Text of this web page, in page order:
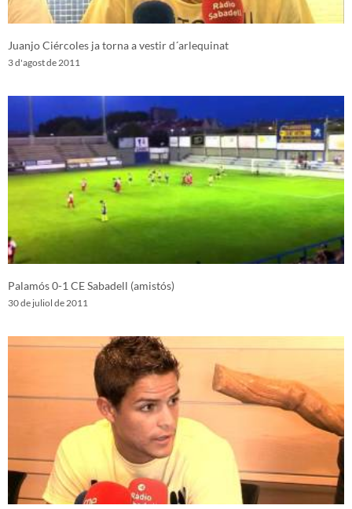
Juanjo Ciércoles ja torna a vestir d´arlequinat
3 d'agost de 2011
Palamós 0-1 CE Sabadell (amistós)
30 de juliol de 2011